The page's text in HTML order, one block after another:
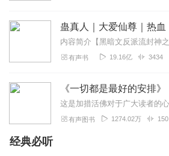
有声书 19.16亿 3434
《一切都是最好的安排》
有声图书 1274.02万 150
经典必听